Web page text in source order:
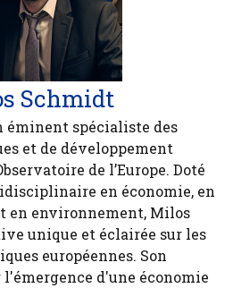
Schmidt
éminent spécialiste des
et de développement
de l’Europe. Doté
en économie, en
en environnement, Milos
unique et éclairée sur les
européennes. Son
d'une économie